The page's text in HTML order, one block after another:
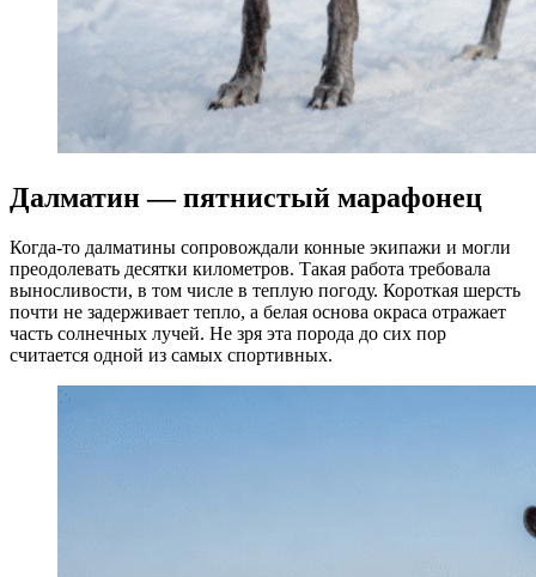
Далматин — пятнистый марафонец
Когда-то далматины сопровождали конные экипажи и могли
преодолевать десятки километров. Такая работа требовала
выносливости, в том числе в теплую погоду. Короткая шерсть
почти не задерживает тепло, а белая основа окраса отражает
часть солнечных лучей. Не зря эта порода до сих пор
считается одной из самых спортивных.